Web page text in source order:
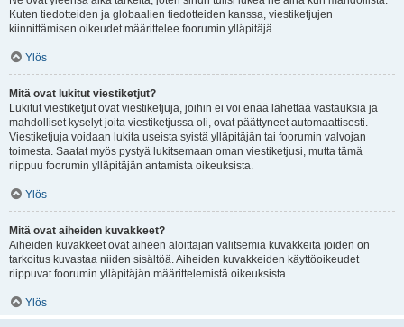
Kuten tiedotteiden ja globaalien tiedotteiden kanssa, viestiketjujen
kiinnittämisen oikeudet määrittelee foorumin ylläpitäjä.
Ylös
Mitä ovat lukitut viestiketjut?
Lukitut viestiketjut ovat viestiketjuja, joihin ei voi enää lähettää vastauksia ja
mahdolliset kyselyt joita viestiketjussa oli, ovat päättyneet automaattisesti.
Viestiketjuja voidaan lukita useista syistä ylläpitäjän tai foorumin valvojan
toimesta. Saatat myös pystyä lukitsemaan oman viestiketjusi, mutta tämä
riippuu foorumin ylläpitäjän antamista oikeuksista.
Ylös
Mitä ovat aiheiden kuvakkeet?
Aiheiden kuvakkeet ovat aiheen aloittajan valitsemia kuvakkeita joiden on
tarkoitus kuvastaa niiden sisältöä. Aiheiden kuvakkeiden käyttöoikeudet
riippuvat foorumin ylläpitäjän määrittelemistä oikeuksista.
Ylös